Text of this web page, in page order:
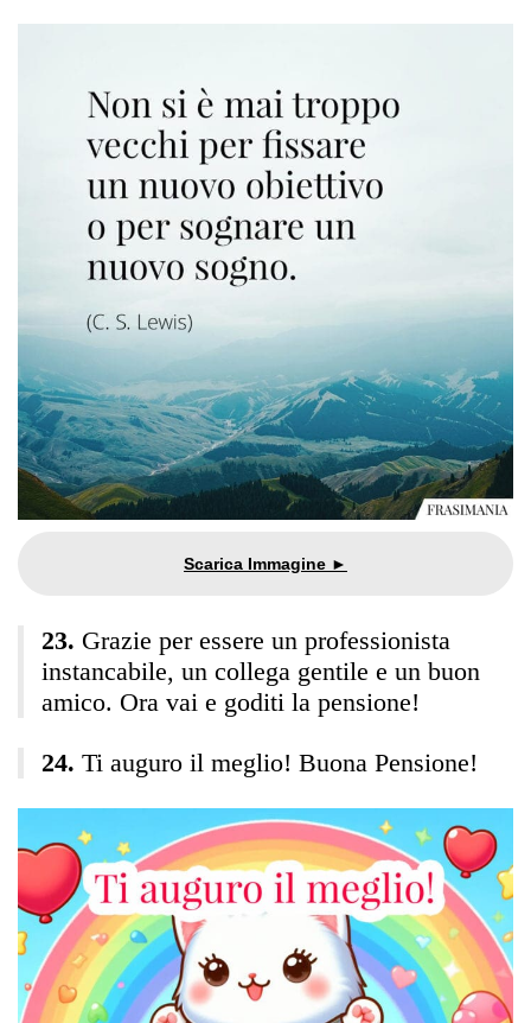
Grazie per essere un professionista
instancabile, un collega gentile e un buon
amico. Ora vai e goditi la pensione!
Ti auguro il meglio! Buona Pensione!